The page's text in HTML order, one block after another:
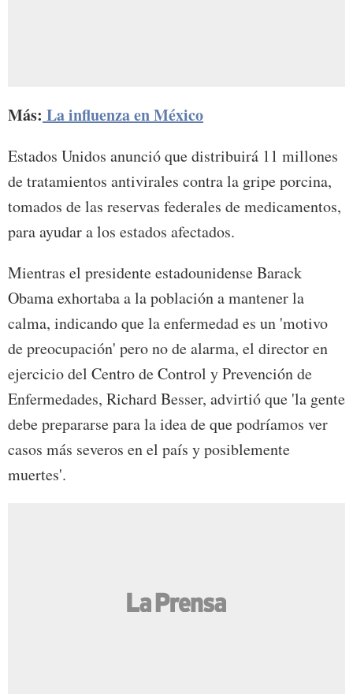
Más: La influenza en México
Estados Unidos anunció que distribuirá 11 millones
de tratamientos antivirales contra la gripe porcina,
tomados de las reservas federales de medicamentos,
para ayudar a los estados afectados.
Mientras el presidente estadounidense Barack
Obama exhortaba a la población a mantener la
calma, indicando que la enfermedad es un 'motivo
de preocupación' pero no de alarma, el director en
ejercicio del Centro de Control y Prevención de
Enfermedades, Richard Besser, advirtió que 'la gente
debe prepararse para la idea de que podríamos ver
casos más severos en el país y posiblemente
muertes'.